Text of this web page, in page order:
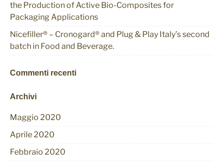
the Production of Active Bio-Composites for
Packaging Applications
Nicefiller® – Cronogard® and Plug & Play Italy’s second
batch in Food and Beverage.
Commenti recenti
Archivi
Maggio 2020
Aprile 2020
Febbraio 2020